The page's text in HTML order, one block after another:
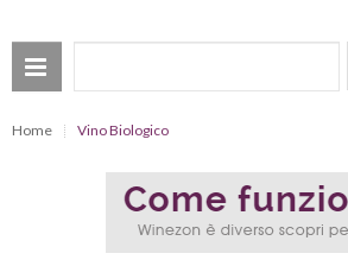
Home Vino Biologico